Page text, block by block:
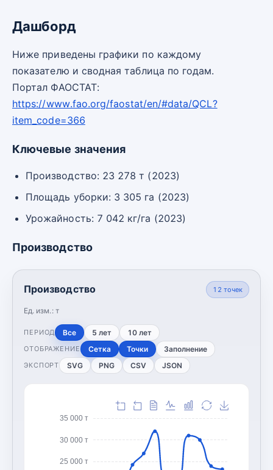
Дашборд
Ниже приведены графики по каждому
показателю и сводная таблица по годам.
Портал ФАОСТАТ:
https://www.fao.org/faostat/en/#data/QCL?
item_code=366
Ключевые значения
Производство: 23 278 т (2023)
Площадь уборки: 3 305 га (2023)
Урожайность: 7 042 кг/га (2023)
Производство
Производство
Ед. изм.: т
12 точек
ПЕРИОД Все 5 лет 10 лет
ОТОБРАЖЕНИЕ Сетка Точки Заполнение
ЭКСПОРТ SVG PNG CSV JSON
25 000 т
30 000 т
35 000 т